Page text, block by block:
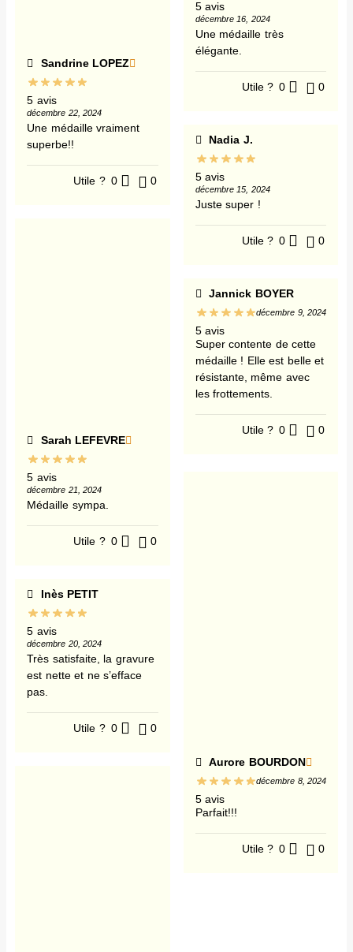
Sandrine LOPEZ
5 avis
décembre 22, 2024
Une médaille vraiment
superbe!!
Utile ? 0 0
Sarah LEFEVRE
5 avis
décembre 21, 2024
Médaille sympa.
Utile ? 0 0
Inès PETIT
5 avis
décembre 20, 2024
Très satisfaite, la gravure
est nette et ne s’efface
pas.
Utile ? 0 0
5 avis
décembre 16, 2024
Une médaille très
élégante.
Utile ? 0 0
Nadia J.
5 avis
décembre 15, 2024
Juste super !
Utile ? 0 0
Jannick BOYER
5 avis
décembre 9, 2024
Super contente de cette
médaille ! Elle est belle et
résistante, même avec
les frottements.
Utile ? 0 0
Aurore BOURDON
5 avis
décembre 8, 2024
Parfait!!!
Utile ? 0 0